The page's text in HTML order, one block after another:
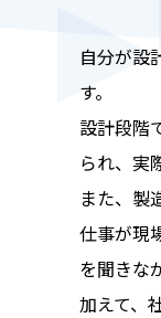
自分が設
す。
設計段階
られ、実
また、製
仕事が現
を聞きな
加えて、